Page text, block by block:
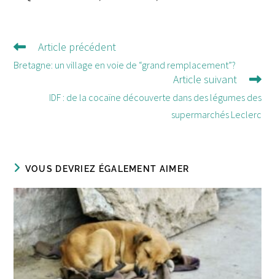
Lire
d'autres
Article précédent
Bretagne: un village en voie de “grand remplacement”?
Article suivant
IDF : de la cocaïne découverte dans des légumes des
supermarchés Leclerc
VOUS DEVRIEZ ÉGALEMENT AIMER